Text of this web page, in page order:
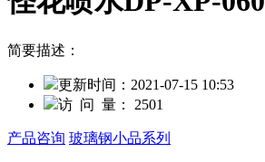
简要描述：
更新时间： 2021-07-15 10:53
访 问 量：
2501
产品咨询 玻璃钢小品系列